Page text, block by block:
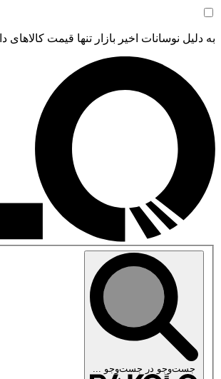
به دلیل نوسانات اخیر بازار تنها قیمت
جست‌وجو در جست‌وجو ...